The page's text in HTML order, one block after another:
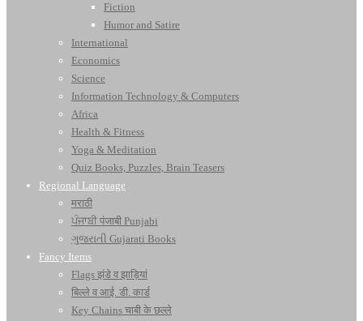
Fiction
Humor and Satire
International
Economics
Science
Information Technology & Computers
Africa
Health & Fitness
Yoga & Meditation
Quiz Books, Puzzles, Brain Teasers
Regional Language
मराठी
ਪੰਜਾਬੀ पंजाबी Punjabi
ગુજરાતી Gujarati Books
Fancy Items
Flags झंडे व झाड़ियां
बिल्ले व आई. डी. कार्ड
Key Chains चाबी के छल्ले